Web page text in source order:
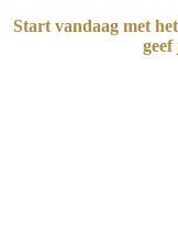
Start vandaag met
geef